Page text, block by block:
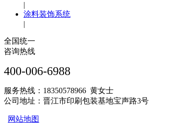
|
涂料装饰系统
|
全国统一
咨询热线
400-006-6988
服务热线：18350578966 黄女士
公司地址：晋江市印刷包装基地宝声路3号
网站地图